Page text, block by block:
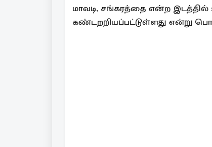
மாவடி, சங்கரத்தை என்ற
கண்டறறியப்பட்டுள்ளது என்று